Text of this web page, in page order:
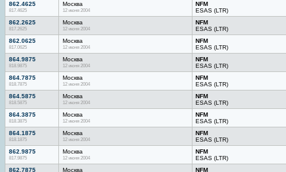
862.4625
817.4625
Москва
12 июня 2004
NFM
ESAS (LTR)
862.2625
817.2625
Москва
12 июня 2004
NFM
ESAS (LTR)
862.0625
817.0625
Москва
12 июня 2004
NFM
ESAS (LTR)
864.9875
818.9875
Москва
12 июня 2004
NFM
ESAS (LTR)
864.7875
818.7875
Москва
12 июня 2004
NFM
ESAS (LTR)
864.5875
818.5875
Москва
12 июня 2004
NFM
ESAS (LTR)
864.3875
818.3875
Москва
12 июня 2004
NFM
ESAS (LTR)
864.1875
818.1875
Москва
12 июня 2004
NFM
ESAS (LTR)
862.9875
817.9875
Москва
12 июня 2004
NFM
ESAS (LTR)
862.7875 Москва
NFM